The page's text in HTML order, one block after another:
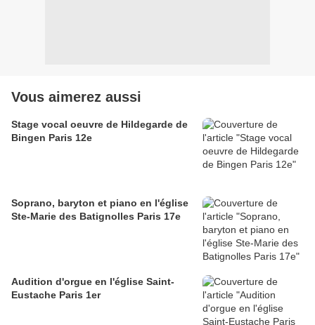
Vous aimerez aussi
Stage vocal oeuvre de Hildegarde de
Bingen Paris 12e
Soprano, baryton et piano en l'église
Ste-Marie des Batignolles Paris 17e
Audition d'orgue en l'église Saint-
Eustache Paris 1er